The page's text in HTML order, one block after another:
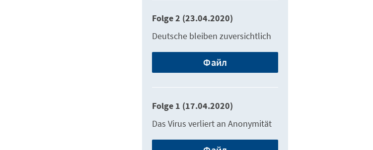
Folge 2 (23.04.2020)
Deutsche bleiben zuversichtlich
Файл
Folge 1 (17.04.2020)
Das Virus verliert an Anonymität